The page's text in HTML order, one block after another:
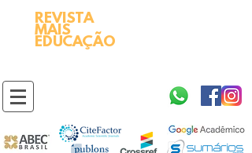
REVISTA
MAIS
EDUCAÇÃO